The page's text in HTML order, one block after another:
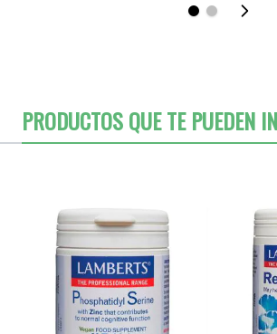
PRODUCTOS QUE TE PUEDEN